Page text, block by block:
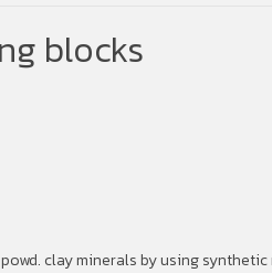
blocks
clay minerals by using